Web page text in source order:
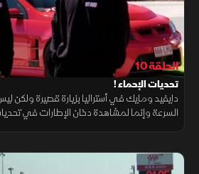
الحلقة 10
تحديات الإحماء !
دايفيد ومايك في أستراليا بزيارة قصيرة ولكن
السرعة وإنما لمشاهدة دخان الإطارات في تحديات